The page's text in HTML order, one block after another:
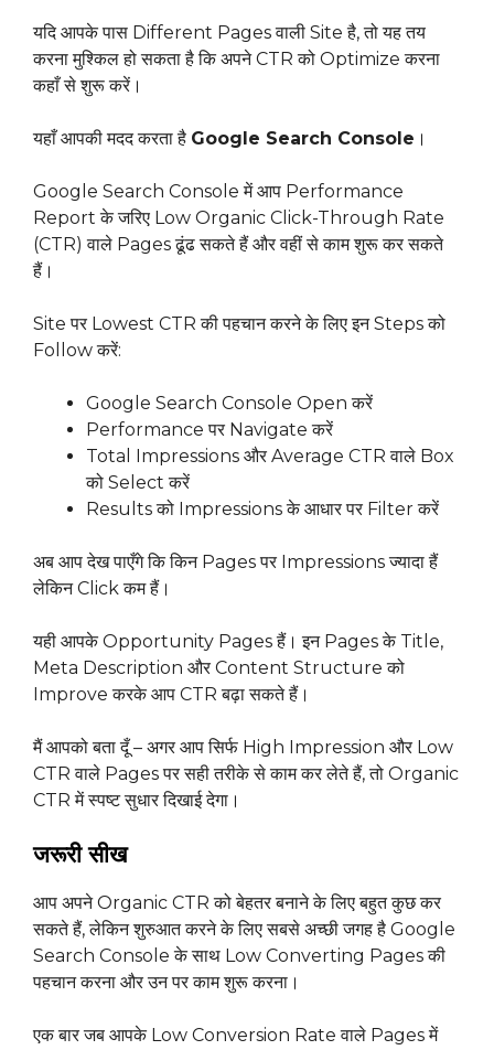
यदि आपके पास Different Pages वाली Site है, तो यह तय
करना मुश्किल हो सकता है कि अपने CTR को Optimize करना
कहाँ से शुरू करें।
यहाँ आपकी मदद करता है Google Search Console ।
Google Search Console में आप Performance
Report के जरिए Low Organic Click-Through Rate
(CTR) वाले Pages ढूंढ सकते हैं और वहीं से काम शुरू कर सकते
हैं।
Site पर Lowest CTR की पहचान करने के लिए इन Steps को
Follow करें:
Google Search Console Open करें
Performance पर Navigate करें
Total Impressions और Average CTR वाले Box
को Select करें
Results को Impressions के आधार पर Filter करें
अब आप देख पाएँगे कि किन Pages पर Impressions ज्यादा हैं
लेकिन Click कम हैं।
यही आपके Opportunity Pages हैं। इन Pages के Title,
Meta Description और Content Structure को
Improve करके आप CTR बढ़ा सकते हैं।
मैं आपको बता दूँ – अगर आप सिर्फ High Impression और Low
CTR वाले Pages पर सही तरीके से काम कर लेते हैं, तो Organic
CTR में स्पष्ट सुधार दिखाई देगा।
जरूरी सीख
आप अपने Organic CTR को बेहतर बनाने के लिए बहुत कुछ कर
सकते हैं, लेकिन शुरुआत करने के लिए सबसे अच्छी जगह है Google
Search Console के साथ Low Converting Pages की
पहचान करना और उन पर काम शुरू करना।
एक बार जब आपके Low Conversion Rate वाले Pages में